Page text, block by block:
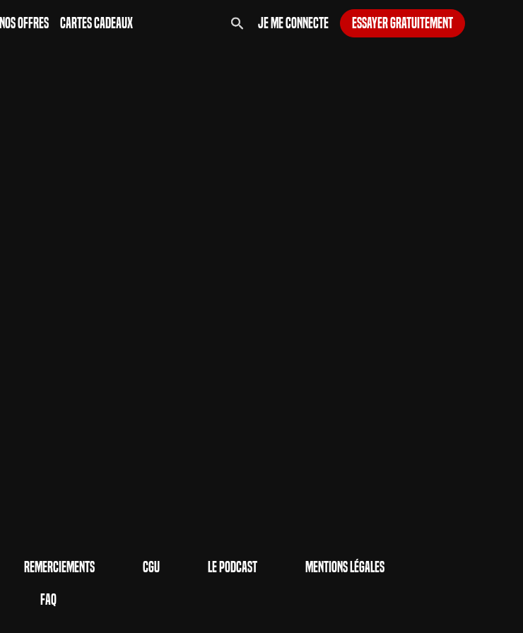
Nos Offres Cartes Cadeaux Je me connecte Essayer gratuitement
Remerciements CGU Le Podcast
Mentions Légales
FAQ